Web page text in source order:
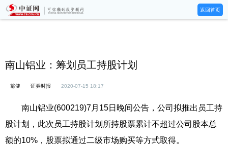
返回首页
南山铝业：筹划员工持股计划
翁健 证券时报 2020-07-15 18:17
南山铝业(600219)7月15日晚间公告，公司拟推出员工持
股计划，此次员工持股计划所持股票累计不超过公司股本总
额的10%，股票拟通过二级市场购买等方式取得。